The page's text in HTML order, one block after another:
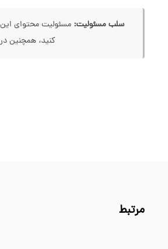
سلب مسئولیت: مسئولیت محتوای
کنید، همچنین
مرتبط